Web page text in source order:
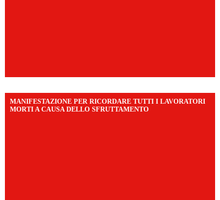
MANIFESTAZIONE PER RICORDARE TUTTI I LAVORATORI
MORTI A CAUSA DELLO SFRUTTAMENTO